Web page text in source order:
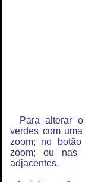
Para alterar
verdes com
zoom; no
zoom; ou nas
adjacentes.